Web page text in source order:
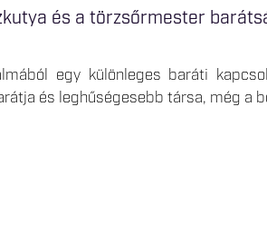
és a törzsőrmester
egy különleges baráti
és leghűségesebb társa, még a